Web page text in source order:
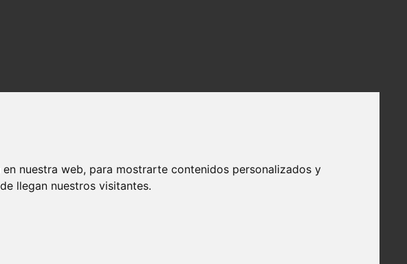
nuestra web, para mostrarte contenidos personalizados y
llegan nuestros visitantes.